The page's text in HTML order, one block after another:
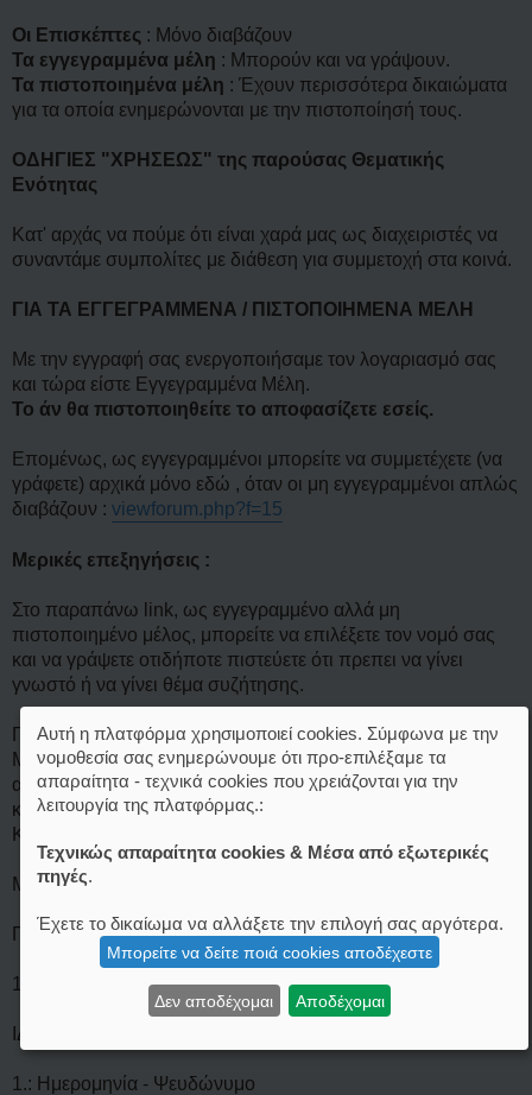
Οι Επισκέπτες : Μόνο διαβάζουν
Τα εγγεγραμμένα μέλη : Μπορούν και να γράψουν.
Τα πιστοποιημένα μέλη : Έχουν περισσότερα δικαιώματα
για τα οποία ενημερώνονται με την πιστοποίησή τους.
ΟΔΗΓΙΕΣ "ΧΡΗΣΕΩΣ" της παρούσας Θεματικής
Ενότητας
Κατ' αρχάς να πούμε ότι είναι χαρά μας ως διαχειριστές να
συναντάμε συμπολίτες με διάθεση για συμμετοχή στα κοινά.
ΓΙΑ ΤΑ ΕΓΓΕΓΡΑΜΜΕΝΑ / ΠΙΣΤΟΠΟΙΗΜΕΝΑ ΜΕΛΗ
Με την εγγραφή σας ενεργοποιήσαμε τον λογαριασμό σας
και τώρα είστε Εγγεγραμμένα Μέλη.
Το άν θα πιστοποιηθείτε το αποφασίζετε εσείς.
Επομένως, ως εγγεγραμμένοι μπορείτε να συμμετέχετε (να
γράφετε) αρχικά μόνο εδώ , όταν οι μη εγγεγραμμένοι απλώς
διαβάζουν : viewforum.php?f=15
Μερικές επεξηγήσεις :
Στο παραπάνω link, ως εγγεγραμμένο αλλά μη
πιστοποιημένο μέλος, μπορείτε να επιλέξετε τον νομό σας
και να γράψετε οτιδήποτε πιστεύετε ότι πρεπει να γίνει
γνωστό ή να γίνει θέμα συζήτησης.
Για παράδειγμα αν κάποιος επιλέξει το "ΠΙΣΤΟΠΟΙΗΜΕΝΑ
ΜΕΛΗ ΝΟΜΟΥ ΗΡΑΚΛΕΙΟΥ ΚΡΗΤΗΣ", θα δει τις
ανακοινώσεις που υπάρχουν σε όλα τα σημεία του forum,
καθώς και το link "Πιστοποιημένα Μέλη Νομού Ηρακλείου
Κρήτης".
Μολις μπεί εκεί, θα δει :
ΠΙΣΤΟΠΟΙΗΜΕΝΑ ΜΕΛΗ ΝΟΜΟΥ ΗΡΑΚΛΕΙΟΥ ΚΡΗΤΗΣ
1.: Ημερομηνία - Ψευδώνυμο
ΙΔΡΥΤΕΣ ΝΟΜΟΥ ΗΡΑΚΛΕΙΟΥ ΚΡΗΤΗΣ
1.: Ημερομηνία - Ψευδώνυμο
Αυτή η πλατφόρμα χρησιμοποιεί cookies. Σύμφωνα με την
νομοθεσία σας ενημερώνουμε ότι προ-επιλέξαμε τα
απαραίτητα - τεχνικά cookies που χρειάζονται για την
λειτουργία της πλατφόρμας.:
Τεχνικώς απαραίτητα cookies & Μέσα από εξωτερικές
πηγές.
Έχετε το δικαίωμα να αλλάξετε την επιλογή σας αργότερα.
Μπορείτε να δείτε ποιά cookies αποδέχεστε
Δεν αποδέχομαι Αποδέχομαι